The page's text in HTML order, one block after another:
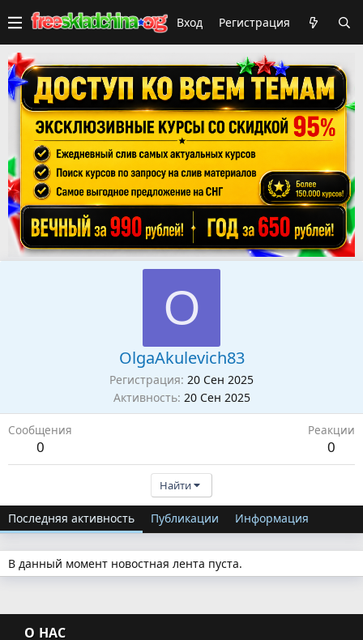
Вход Регистрация
O
OlgaAkulevich83
Регистрация 20 Сен 2025
Активность 20 Сен 2025
Сообщения
0
Реакции
0
Найти
Последняя активность Публикации Информация
В данный момент новостная лента пуста.
О НАС